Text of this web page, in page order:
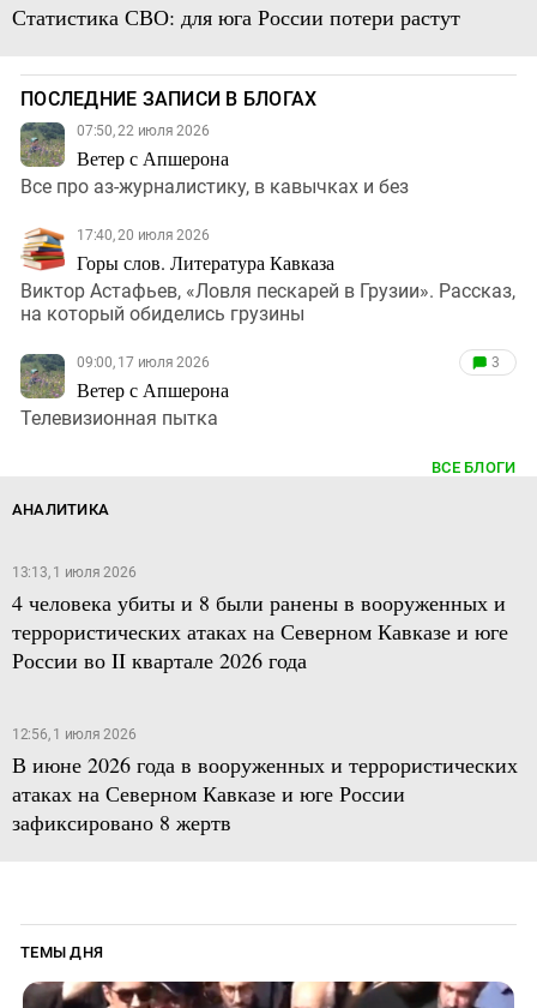
Статистика СВО: для юга России потери растут
ПОСЛЕДНИЕ ЗАПИСИ В БЛОГАХ
07:50, 22 июля 2026
Ветер с Апшерона
Все про аз-журналистику, в кавычках и без
17:40, 20 июля 2026
Горы слов. Литература Кавказа
Виктор Астафьев, «Ловля пескарей в Грузии». Рассказ,
на который обиделись грузины
09:00, 17 июля 2026
Ветер с Апшерона
3
Телевизионная пытка
ВСЕ БЛОГИ
АНАЛИТИКА
13:13, 1 июля 2026
4 человека убиты и 8 были ранены в вооруженных и
террористических атаках на Северном Кавказе и юге
России во II квартале 2026 года
12:56, 1 июля 2026
В июне 2026 года в вооруженных и террористических
атаках на Северном Кавказе и юге России
зафиксировано 8 жертв
ТЕМЫ ДНЯ